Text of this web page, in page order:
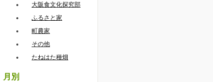
大阪食文化探究部
ふるさと家
町農家
その他
たねはた種畑
月別